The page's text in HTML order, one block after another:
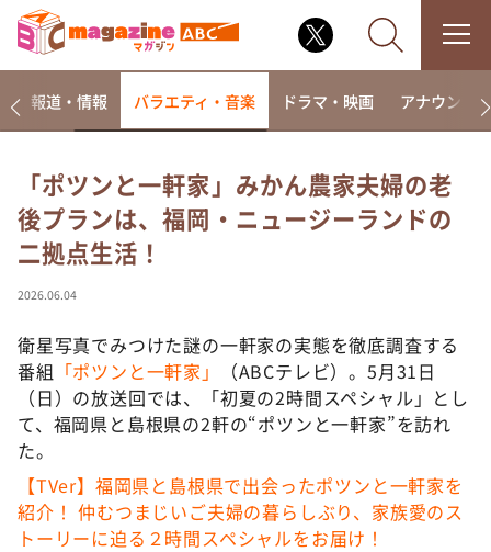
なるみ・岡村の過ぎるTV
相席食堂
これ余談なんですけど・・・
て真剣です
探偵！ナイトスクープ
news おかえり
DAIGOも台所 ～きょうの献立 何にする？～
本日はダイアンなり！シーズン２
報道・情報 バラエティ・音楽 ドラマ・映画 アナウンサー
「ポツンと一軒家」みかん農家夫婦の老
後プランは、福岡・ニュージーランドの
二拠点生活！
2026.06.04
衛星写真でみつけた謎の一軒家の実態を徹底調査する
番組 「ポツンと一軒家」
（ABCテレビ）。5月31日
（日）の放送回では、「初夏の2時間スペシャル」とし
て、福岡県と島根県の2軒の“ポツンと一軒家”を訪れ
た。
【TVer】福岡県と島根県で出会ったポツンと一軒家を
紹介！ 仲むつまじいご夫婦の暮らしぶり、家族愛のス
トーリーに迫る２時間スペシャルをお届け！